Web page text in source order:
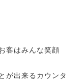
客はみんな笑顔
が出来るカウンタ